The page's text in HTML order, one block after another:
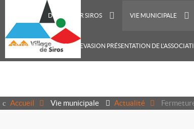
DÉCOUVRIR SIROS VIE MUNICIPALE
CENTRE DE LOISIRS RECREVASION PRÉSENTATION DE
Accueil Vie municipale Actualité